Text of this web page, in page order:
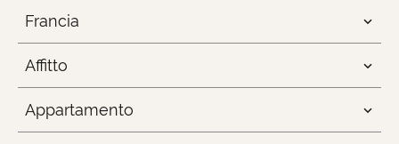
Francia
Affitto
Appartamento